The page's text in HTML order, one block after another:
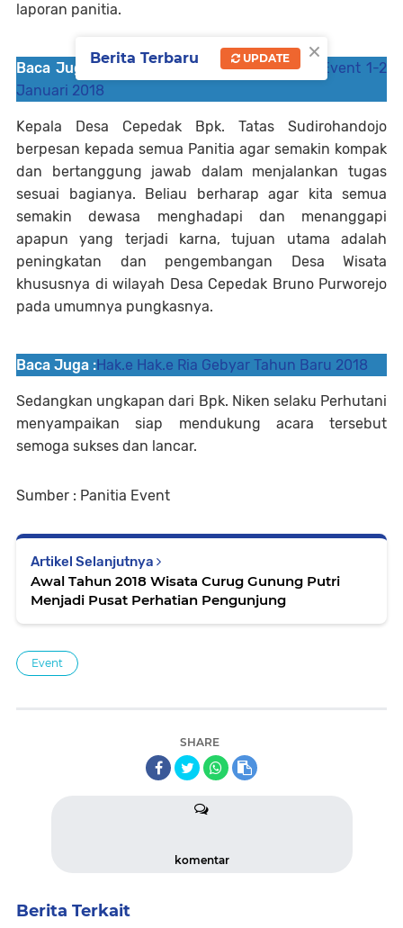
laporan panitia.
Baca Juga :Rapat Panitia Jelang Persiapan Event 1-2
Januari 2018
Kepala Desa Cepedak Bpk. Tatas Sudirohandojo
berpesan kepada semua Panitia agar semakin kompak
dan bertanggung jawab dalam menjalankan tugas
sesuai bagianya. Beliau berharap agar kita semua
semakin dewasa menghadapi dan menanggapi
apapun yang terjadi karna, tujuan utama adalah
peningkatan dan pengembangan Desa Wisata
khususnya di wilayah Desa Cepedak Bruno Purworejo
pada umumnya pungkasnya.
Baca Juga :Hak.e Hak.e Ria Gebyar Tahun Baru 2018
Sedangkan ungkapan dari Bpk. Niken selaku Perhutani
menyampaikan siap mendukung acara tersebut
semoga sukses dan lancar.
Sumber : Panitia Event
Artikel Selanjutnya
Awal Tahun 2018 Wisata Curug Gunung Putri
Menjadi Pusat Perhatian Pengunjung
Event
SHARE
komentar
Berita Terkait
×
Berita Terbaru UPDATE